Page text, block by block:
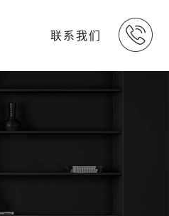
联系我们